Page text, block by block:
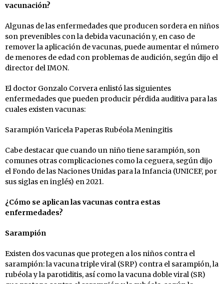
vacunación?
Algunas de las enfermedades que producen sordera en niños
son prevenibles con la debida vacunación y, en caso de
remover la aplicación de vacunas, puede aumentar el número
de menores de edad con problemas de audición, según dijo el
director del IMON.
El doctor Gonzalo Corvera enlistó las siguientes
enfermedades que pueden producir pérdida auditiva para las
cuales existen vacunas:
Sarampión Varicela Paperas Rubéola Meningitis
Cabe destacar que cuando un niño tiene sarampión, son
comunes otras complicaciones como la ceguera, según dijo
el Fondo de las Naciones Unidas para la Infancia (UNICEF, por
sus siglas en inglés) en 2021.
¿Cómo se aplican las vacunas contra estas
enfermedades?
Sarampión
Existen dos vacunas que protegen a los niños contra el
sarampión: la vacuna triple viral (SRP) contra el sarampión, la
rubéola y la parotiditis, así como la vacuna doble viral (SR)